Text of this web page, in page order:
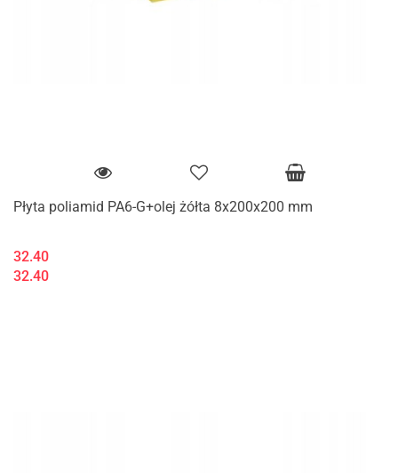
Płyta poliamid PA6-G+olej żółta 8x200x200 mm
32.40
32.40